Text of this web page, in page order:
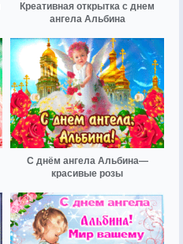
Креативная открытка с днем
ангела Альбина
С днём ангела Альбина—
красивые розы